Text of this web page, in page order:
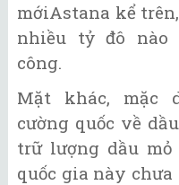
mớiAstana kể
nhiều tỷ đô nào
công.
Mặt khác, mặc
cường quốc về
trữ lượng dầu
quốc gia này